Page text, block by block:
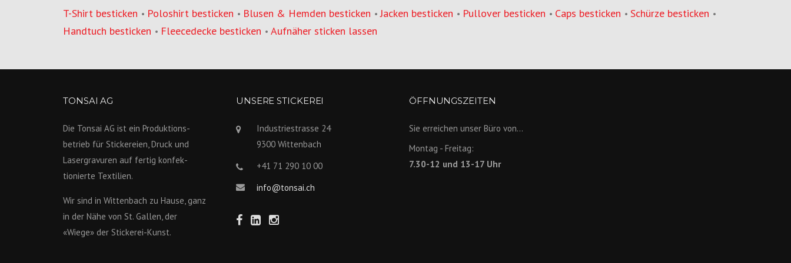
T-Shirt besticken • Poloshirt besticken • Blusen & Hemden besticken •Jacken besticken • Pullover besticken • Caps besticken • Schürze besticken •
Handtuch besticken • Fleecedecke besticken • Aufnäher sticken lassen
TONSAI AG
Die Tonsai AG ist ein Produktions­
betrieb für Stickereien, Druck und
Lasergravuren auf fertig konfek­
tionierte Textilien.
Wir sind in Wittenbach zu Hause, ganz
in der Nähe von St. Gallen, der
«Wiege» der Stickerei-Kunst.
UNSERE STICKEREI
Industriestrasse 24
9300 Wittenbach
+41 71 290 10 00
info@tonsai.ch
ÖFFNUNGSZEITEN
Sie erreichen unser Büro von...
Montag - Freitag:
7.30-12 und 13-17 Uhr